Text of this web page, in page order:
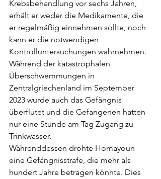
Krebsbehandlung vor sechs Jahren,
erhält er weder die Medikamente, die
er regelmäßig einnehmen sollte, noch
kann er die notwendigen
Kontrolluntersuchungen wahrnehmen.
Während der katastrophalen
Überschwemmungen in
Zentralgriechenland im September
2023 wurde auch das Gefängnis
überflutet und die Gefangenen hatten
nur eine Stunde am Tag Zugang zu
Trinkwasser.
Währenddessen drohte Homayoun
eine Gefängnisstrafe, die mehr als
hundert Jahre betragen könnte. Dies